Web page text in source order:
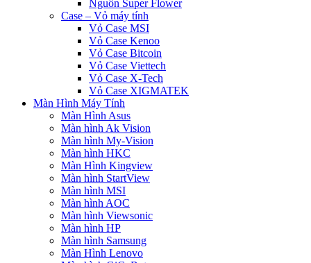
Nguồn Super Flower
Case – Vỏ máy tính
Vỏ Case MSI
Vỏ Case Kenoo
Vỏ Case Bitcoin
Vỏ Case Viettech
Vỏ Case X-Tech
Vỏ Case XIGMATEK
Màn Hình Máy Tính
Màn Hình Asus
Màn hình Ak Vision
Màn hình My-Vision
Màn hình HKC
Màn Hình Kingview
Màn hình StartView
Màn hình MSI
Màn hình AOC
Màn hình Viewsonic
Màn hình HP
Màn hình Samsung
Màn Hình Lenovo